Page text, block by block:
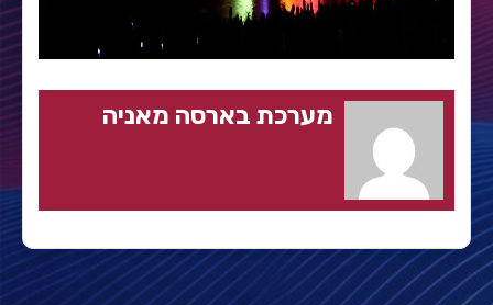
מערכת בארסה מאניה